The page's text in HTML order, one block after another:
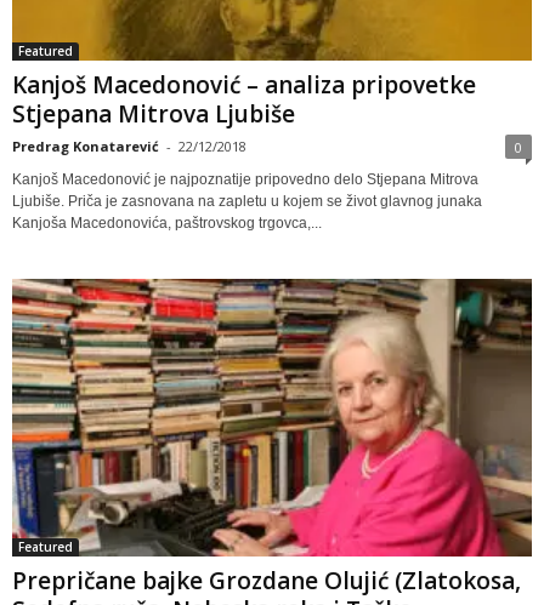
Featured
Kanjoš Macedonović – analiza pripovetke
Stjepana Mitrova Ljubiše
Predrag Konatarević - 22/12/2018 0
Kanjoš Macedonović je najpoznatije pripovedno delo Stjepana Mitrova
Ljubiše. Priča je zasnovana na zapletu u kojem se život glavnog junaka
Kanjoša Macedonovića, paštrovskog trgovca,...
Featured
Prepričane bajke Grozdane Olujić (Zlatokosa,